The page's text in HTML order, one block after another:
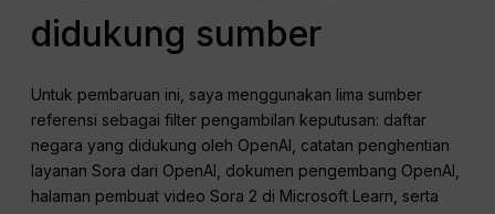
didukung sumber
Untuk pembaruan ini, saya menggunakan lima sumber
referensi sebagai filter pengambilan keputusan: daftar
negara yang didukung oleh OpenAI, catatan penghentian
layanan Sora dari OpenAI, dokumen pengembang OpenAI,
halaman pembuat video Sora 2 di Microsoft Learn, serta